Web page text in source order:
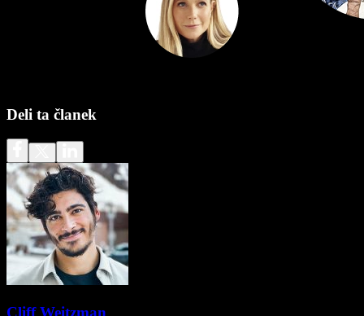
Deli ta članek
Cliff Weitzman